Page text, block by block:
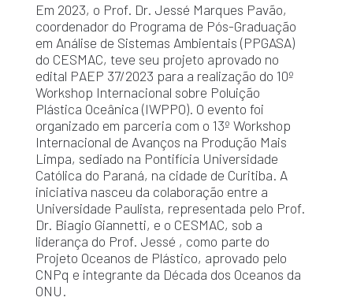
Em 2023, o Prof. Dr. Jessé Marques Pavão,
coordenador do Programa de Pós-Graduação
em Análise de Sistemas Ambientais (PPGASA)
do CESMAC, teve seu projeto aprovado no
edital PAEP 37/2023 para a realização do 10º
Workshop Internacional sobre Poluição
Plástica Oceânica (IWPPO). O evento foi
organizado em parceria com o 13º Workshop
Internacional de Avanços na Produção Mais
Limpa, sediado na Pontifícia Universidade
Católica do Paraná, na cidade de Curitiba. A
iniciativa nasceu da colaboração entre a
Universidade Paulista, representada pelo Prof.
Dr. Biagio Giannetti, e o CESMAC, sob a
liderança do Prof. Jessé , como parte do
Projeto Oceanos de Plástico, aprovado pelo
CNPq e integrante da Década dos Oceanos da
ONU.